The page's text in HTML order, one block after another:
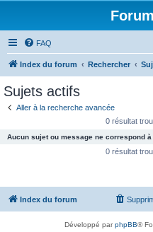
FAQ
Index du forum Rechercher
Sujets actifs
Aller à la recherche avancée
0 résultat
Aucun sujet ou message ne correspond
0 résultat
Index du forum
Développé parphpBB®